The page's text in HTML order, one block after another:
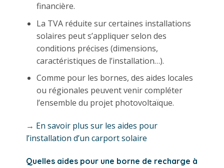
financière.
La TVA réduite sur certaines installations
solaires peut s’appliquer selon des
conditions précises (dimensions,
caractéristiques de l’installation…).
Comme pour les bornes, des aides locales
ou régionales peuvent venir compléter
l’ensemble du projet photovoltaïque.
→ En savoir plus sur les aides pour
l’installation d’un carport solaire
Quelles aides pour une borne de recharge à